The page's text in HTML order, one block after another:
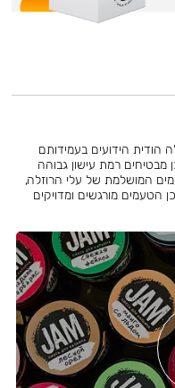
הודית הידועים בעמידותם
מבטיחים רמת עישון גבוהה
המושלמת של עלי הרוזלה,
הטעמים מורגשים ומדויקים